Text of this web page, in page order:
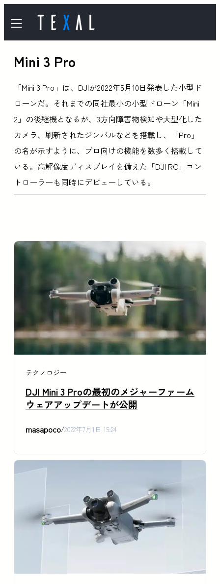
容
を
Mini 3 Pro
「Mini 3 Pro」は、DJIが2022年5月10日発表した小型ド
ローンだ。それまでの同社最小の小型ドローン「Mini
2」の後継機となるが、3方向障害物検知や大型化した
カメラ、刷新されたジンバルなどを搭載し、「Pro」
の名が示すように、プロ向けの機能を数多く搭載して
いる。高解像度ディスプレイを備えた「DJI RC」コン
トローラーも同時にデビューしている。
テクノロジー
DJI Mini 3 Proの最初のメジャーファーム
ウェアアップデートが公開
masapoco/2022年7月1日 15:24